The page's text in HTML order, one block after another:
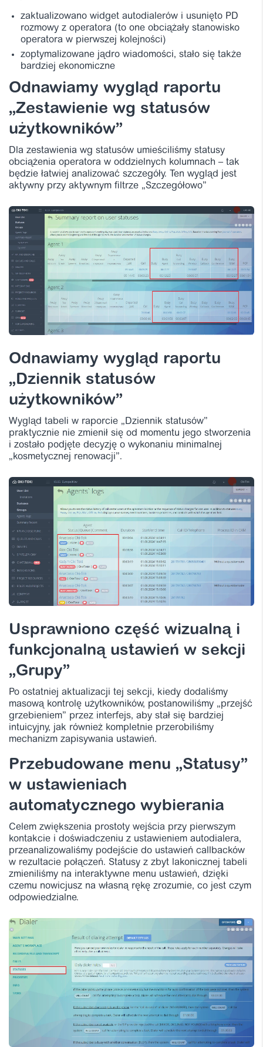
zaktualizowano widget autodialerów i usunięto PD
rozmowy z operatora (to one obciążały stanowisko
operatora w pierwszej kolejności)
zoptymalizowane jądro wiadomości, stało się także
bardziej ekonomiczne
Odnawiamy wygląd raportu
„Zestawienie wg statusów
użytkowników”
Dla zestawienia wg statusów umieściliśmy statusy
obciążenia operatora w oddzielnych kolumnach – tak
będzie łatwiej analizować szczegóły. Ten wygląd jest
aktywny przy aktywnym filtrze „Szczegółowo”
Odnawiamy wygląd raportu
„Dziennik statusów
użytkowników”
Wygląd tabeli w raporcie „Dziennik statusów”
praktycznie nie zmienił się od momentu jego stworzenia
i zostało podjęte decyzję o wykonaniu minimalnej
„kosmetycznej renowacji”.
Usprawniono część wizualną i
funkcjonalną ustawień w sekcji
„Grupy”
Po ostatniej aktualizacji tej sekcji, kiedy dodaliśmy
masową kontrolę użytkowników, postanowiliśmy „przejść
grzebieniem” przez interfejs, aby stał się bardziej
intuicyjny, jak również kompletnie przerobiliśmy
mechanizm zapisywania ustawień.
Przebudowane menu „Statusy”
w ustawieniach
automatycznego wybierania
Celem zwiększenia prostoty wejścia przy pierwszym
kontakcie i doświadczeniu z ustawieniem autodialera,
przeanalizowaliśmy podejście do ustawień callbacków
w rezultacie połączeń. Statusy z zbyt lakonicznej tabeli
zmieniliśmy na interaktywne menu ustawień, dzięki
czemu nowicjusz na własną rękę zrozumie, co jest czym
odpowiedzialne.